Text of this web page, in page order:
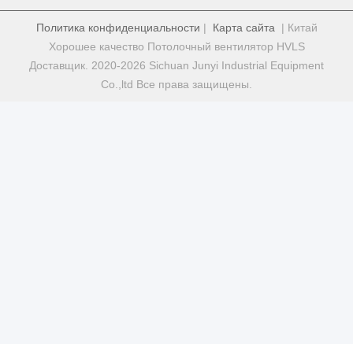
Политика конфиденциальности | Карта сайта| Китай
Хорошее качество Потолочный вентилятор HVLS
Доставщик. 2020-2026 Sichuan Junyi Industrial Equipment
Co.,ltd Все права защищены.